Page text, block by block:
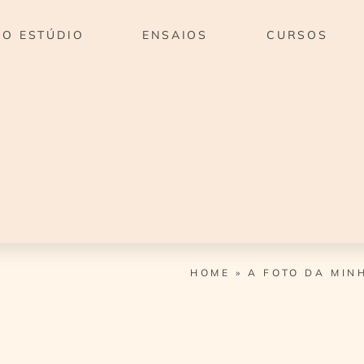
O ESTÚDIO ENSAIOS CURSOS
HOME »A FOTO DA